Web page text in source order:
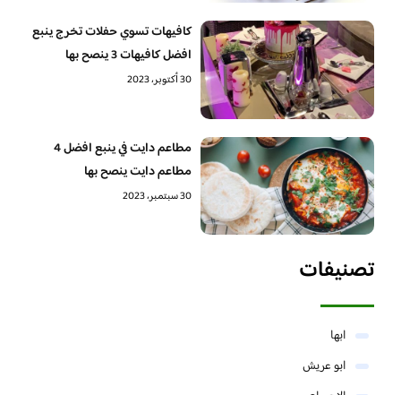
كافيهات تسوي حفلات تخرج ينبع
افضل كافيهات 3 ينصح بها
30 أكتوبر، 2023
مطاعم دايت في ينبع افضل 4
مطاعم دايت ينصح بها
30 سبتمبر، 2023
تصنيفات
ابها
ابو عريش